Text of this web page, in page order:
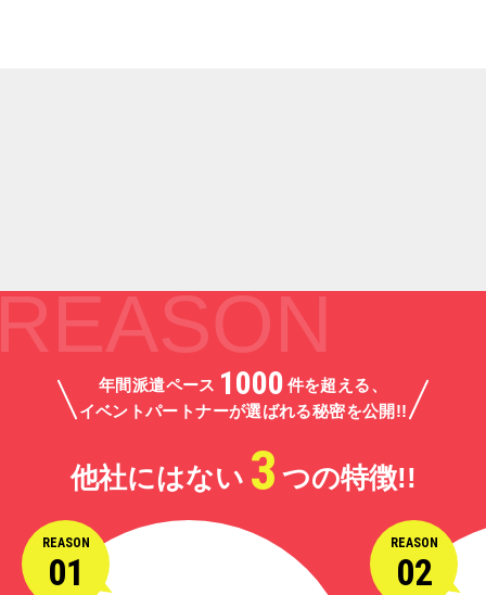
年間派遣ペース 1000 件を超える、
イベントパートナーが選ばれる秘密を公開!!
他社にはない 3 つの特徴!!
REASON
01
REASON
02